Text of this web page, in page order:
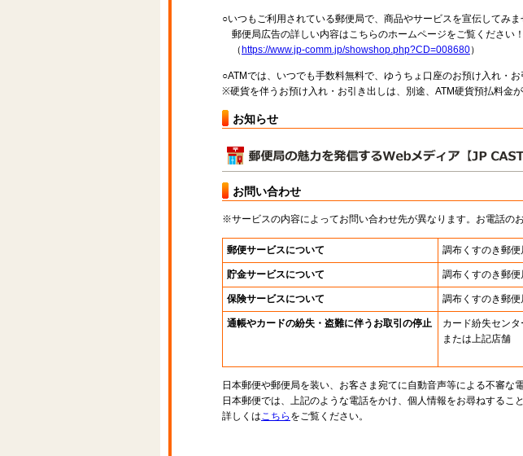
○いつもご利用されている郵便局で、商品やサービスを宣伝してみま
郵便局広告の詳しい内容はこちらのホームページをご覧ください！
（ https://www.jp-comm.jp/showshop.php?CD=008680）
○ATMでは、いつでも手数料無料で、ゆうちょ口座のお預け入れ・お
※硬貨を伴うお預け入れ・お引き出しは、別途、ATM硬貨預払料金が
お知らせ
お問い合わせ
※サービスの内容によってお問い合わせ先が異なります。お電話の
郵便サービスについて 調布くすのき郵便
貯金サービスについて 調布くすのき郵便
保険サービスについて 調布くすのき郵便
通帳やカードの紛失・盗難に伴うお取引の停止 カード紛失センタ
または上記店舗
日本郵便や郵便局を装い、お客さま宛てに自動音声等による不審な
日本郵便では、上記のような電話をかけ、個人情報をお尋ねするこ
詳しくはこちら をご覧ください。